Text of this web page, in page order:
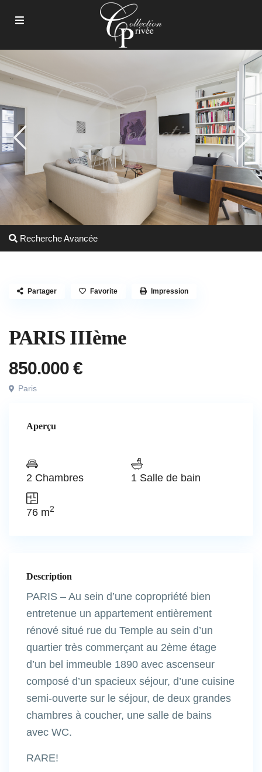
Recherche Avancée
PARIS IIIème
850.000 €
Paris
Partager Favorite Impression
Aperçu
2 Chambres 1 Salle de bain
76 m2
Description
PARIS – Au sein d’une copropriété bien
entretenue un appartement entièrement
rénové situé rue du Temple au sein d’un
quartier très commerçant au 2ème étage
d’un bel immeuble 1890 avec ascenseur
composé d’un spacieux séjour, d’une cuisine
semi-ouverte sur le séjour, de deux grandes
chambres à coucher, une salle de bains
avec WC.
RARE!